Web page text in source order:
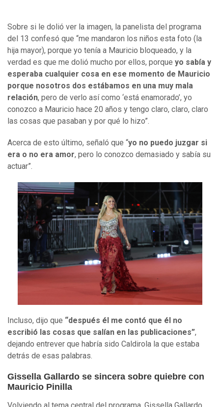
Sobre si le dolió ver la imagen, la panelista del programa
del 13 confesó que “me mandaron los niños esta foto (la
hija mayor), porque yo tenía a Mauricio bloqueado, y la
verdad es que me dolió mucho por ellos, porque yo sabía y
esperaba cualquier cosa en ese momento de Mauricio
porque nosotros dos estábamos en una muy mala
relación, pero de verlo así como ‘está enamorado’, yo
conozco a Mauricio hace 20 años y tengo claro, claro, claro
las cosas que pasaban y por qué lo hizo”.
Acerca de esto último, señaló que “yo no puedo juzgar si
era o no era amor, pero lo conozco demasiado y sabía su
actuar”.
Incluso, dijo que “después él me contó que él no
escribió las cosas que salían en las publicaciones”,
dejando entrever que habría sido Caldirola la que estaba
detrás de esas palabras.
Gissella Gallardo se sincera sobre quiebre con
Mauricio Pinilla